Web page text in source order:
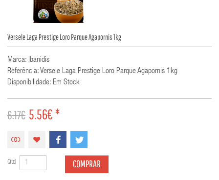
Versele Laga Prestige Loro Parque Agapornis 1kg
Marca: Ibanidis
Referência: Versele Laga Prestige Loro Parque Agapornis 1kg
Disponibilidade: Em Stock
6.17€ 5.56€ *
Qtd COMPRAR